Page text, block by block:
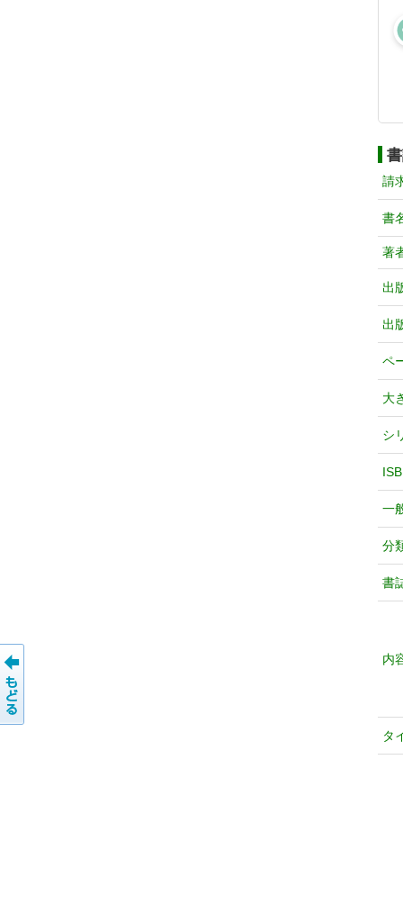
請
書
著
出
出
ペ
大
シ
一
分
書
内
タ